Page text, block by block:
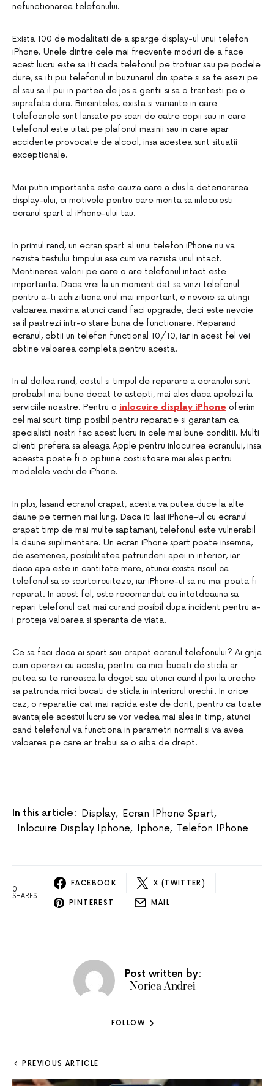
nefunctionarea telefonului.
Exista 100 de modalitati de a sparge display-ul unui telefon
iPhone. Unele dintre cele mai frecvente moduri de a face
acest lucru este sa iti cada telefonul pe trotuar sau pe podele
dure, sa iti pui telefonul in buzunarul din spate si sa te asezi pe
el sau sa il pui in partea de jos a gentii si sa o trantesti pe o
suprafata dura. Bineinteles, exista si variante in care
telefoanele sunt lansate pe scari de catre copii sau in care
telefonul este uitat pe plafonul masinii sau in care apar
accidente provocate de alcool, insa acestea sunt situatii
exceptionale.
Mai putin importanta este cauza care a dus la deteriorarea
display-ului, ci motivele pentru care merita sa inlocuiesti
ecranul spart al iPhone-ului tau.
In primul rand, un ecran spart al unui telefon iPhone nu va
rezista testului timpului asa cum va rezista unul intact.
Mentinerea valorii pe care o are telefonul intact este
importanta. Daca vrei la un moment dat sa vinzi telefonul
pentru a-ti achizitiona unul mai important, e nevoie sa atingi
valoarea maxima atunci cand faci upgrade, deci este nevoie
sa il pastrezi intr-o stare buna de functionare. Reparand
ecranul, obtii un telefon functional 10/10, iar in acest fel vei
obtine valoarea completa pentru acesta.
In al doilea rand, costul si timpul de reparare a ecranului sunt
probabil mai bune decat te astepti, mai ales daca apelezi la
serviciile noastre. Pentru o inlocuire display iPhone oferim
cel mai scurt timp posibil pentru reparatie si garantam ca
specialistii nostri fac acest lucru in cele mai bune conditii. Multi
clienti prefera sa aleaga Apple pentru inlocuirea ecranului, insa
aceasta poate fi o optiune costisitoare mai ales pentru
modelele vechi de iPhone.
In plus, lasand ecranul crapat, acesta va putea duce la alte
daune pe termen mai lung. Daca iti lasi iPhone-ul cu ecranul
crapat timp de mai multe saptamani, telefonul este vulnerabil
la daune suplimentare. Un ecran iPhone spart poate insemna,
de asemenea, posibilitatea patrunderii apei in interior, iar
daca apa este in cantitate mare, atunci exista riscul ca
telefonul sa se scurtcircuiteze, iar iPhone-ul sa nu mai poata fi
reparat. In acest fel, este recomandat ca intotdeauna sa
repari telefonul cat mai curand posibil dupa incident pentru a-
i proteja valoarea si speranta de viata.
Ce sa faci daca ai spart sau crapat ecranul telefonului? Ai grija
cum operezi cu acesta, pentru ca mici bucati de sticla ar
putea sa te raneasca la deget sau atunci cand il pui la ureche
sa patrunda mici bucati de sticla in interiorul urechii. In orice
caz, o reparatie cat mai rapida este de dorit, pentru ca toate
avantajele acestui lucru se vor vedea mai ales in timp, atunci
cand telefonul va functiona in parametri normali si va avea
valoarea pe care ar trebui sa o aiba de drept.
In this article: Display, Ecran IPhone Spart,
Inlocuire Display Iphone, Iphone, Telefon IPhone
0
SHARES
FACEBOOK X (TWITTER)
PINTEREST MAIL
Post written by:
Norica Andrei
FOLLOW
PREVIOUS ARTICLE